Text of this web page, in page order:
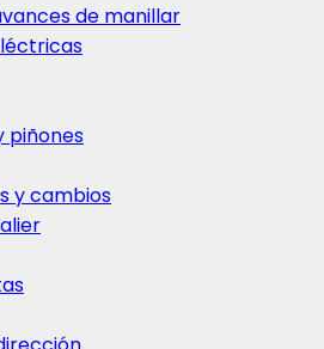
de manillar
piñones
y cambios